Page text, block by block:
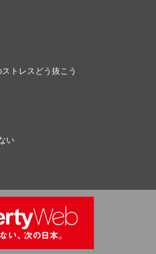
トレスどう抜こう
い